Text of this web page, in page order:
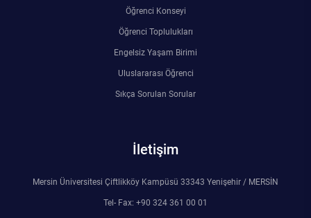
Öğrenci Konseyi
Öğrenci Toplulukları
Engelsiz Yaşam Birimi
Uluslararası Öğrenci
Sıkça Sorulan Sorular
İletişim
Mersin Üniversitesi Çiftlikköy Kampüsü 33343 Yenişehir / MERSİN
Tel- Fax: +90 324 361 00 01